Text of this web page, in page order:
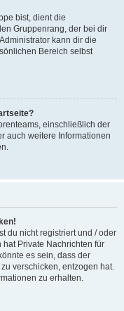
bist, dient die
Gruppenrang, der bei dir
kann dir die
Bereich selbst
einschließlich der
auch weitere Informationen
du nicht registriert und / oder
Private Nachrichten für
es sein, dass der
verschicken, entzogen hat.
zu erhalten.